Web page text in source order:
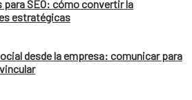
SEO: cómo convertir la
estratégicas
desde la empresa: comunicar para